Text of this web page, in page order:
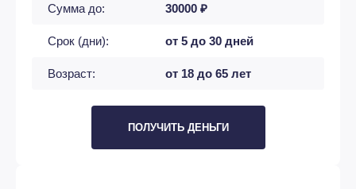
Сумма до: 30000 ₽
Срок (дни): от 5 до 30 дней
Возраст: от 18 до 65 лет
ПОЛУЧИТЬ ДЕНЬГИ